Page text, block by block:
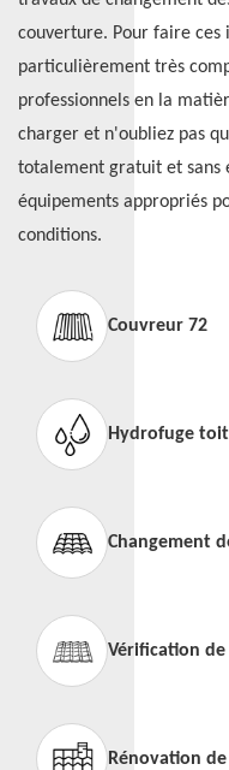
couverture. Pour faire ces
particulièrement très
professionnels en la
charger et n'oubliez pas
totalement gratuit et sans
équipements appropriés
conditions.
Couvreur 72
Hydrofuge
Changement
Vérification
Rénovation